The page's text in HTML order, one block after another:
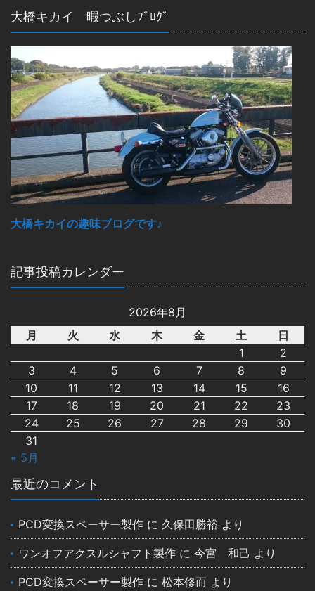
大橋キカイ 暇つぶしﾌﾞﾛｸﾞ
大橋キカイの趣味ブログです♪
記事投稿カレンダー
2026年8月
月
火 水 木 金 土
日
1
2
3
4 5 6 7 8
9
10
11 12 13 14 15
16
17
18 19 20 21 22
23
24
25 26 27 28 29
30
31
« 5月
最近のコメント
PCD変換スペーサー製作 に 久保田勝裕 より
ワンオフアクスルシャフト製作 に今宮 和己 より
PCD変換スペーサー製作 に松本修而 より